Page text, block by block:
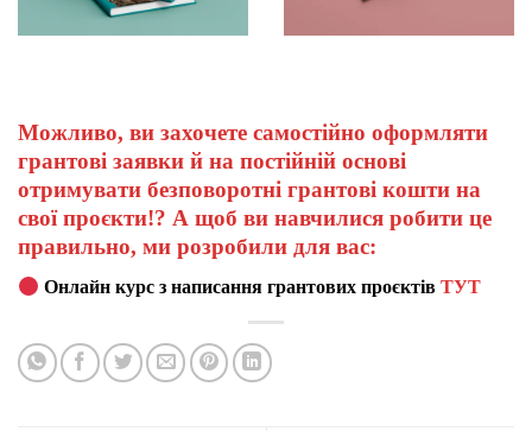
Можливо, ви захочете самостійно оформляти
грантові заявки й на постійній основі
отримувати безповоротні грантові кошти на
свої проєкти!? А щоб ви навчилися робити це
правильно, ми розробили для вас:
Онлайн курс з написання грантових проєктівТУТ